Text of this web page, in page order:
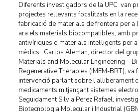
Diferents investigadors de la UPC van
projectes rellevants focalitzats en la
fabricació de materials de frontera per a
ara els materials biocompatibles, amb
antivíriques o materials intel·ligents per
mèdics. Carlos Alemán, director del
Materials and Molecular Engineering –
Regenerative Therapies (IMEM-BRT), va
intervenció parlant sobre l’alliberament
medicaments mitjançant sistemes
Seguidament Silvia Perez Rafael,
Biotecnologia Molecular i Industrial